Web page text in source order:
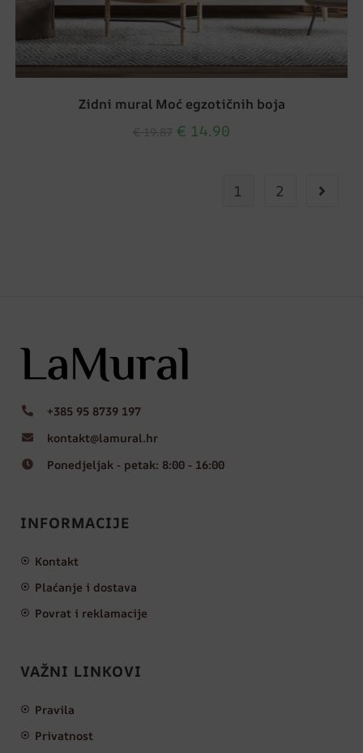
Zidni mural Moć egzotičnih boja
€ 14.90
1 2
+385 95 8739 197
kontakt@lamural.hr
Ponedjeljak - petak: 8:00 - 16:00
INFORMACIJE
Kontakt
Plaćanje i dostava
Povrat i reklamacije
VAŽNI LINKOVI
Pravila
Privatnost